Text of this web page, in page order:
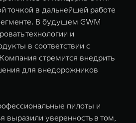
точкой в дальнейшей работе
В будущем GWM
технологии и
в соответствии с
стремится внедрить
для внедорожников
пилоты и
выразили уверенность в том,